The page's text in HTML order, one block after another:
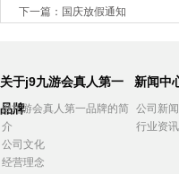
下一篇： 国庆放假通知
关于j9九游会真人第一
品牌
j9九游会真人第一品牌的简
介
公司文化
经营理念
新闻中
公司新闻
行业资讯